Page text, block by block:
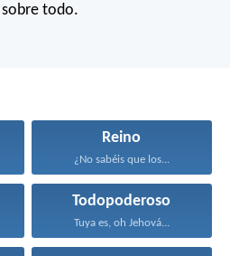
todo.
Reino
¿No sabéis que los...
Todopoderoso
Tuya es, oh Jehová...